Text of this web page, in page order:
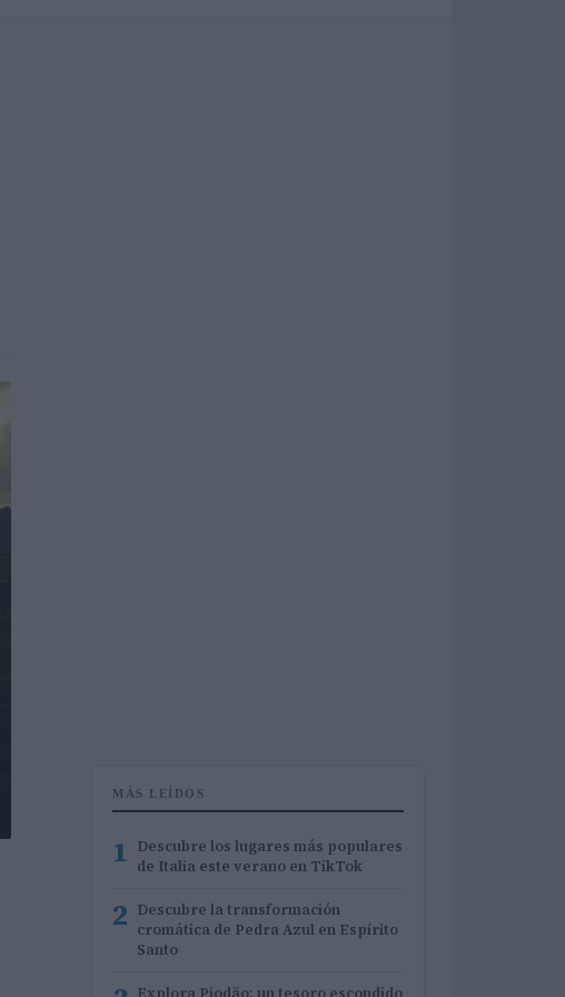
MÁS LEÍDOS
1 Descubre los lugares más populares
de Italia este verano en TikTok
2 Descubre la transformación
cromática de Pedra Azul en Espírito
Santo
Explora Piodão: un tesoro escondido